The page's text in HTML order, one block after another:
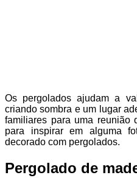
Os pergolados ajudam a
criando sombra e um lugar
familiares para uma reunião
para inspirar em alguma
decorado com pergolados.
Pergolado de